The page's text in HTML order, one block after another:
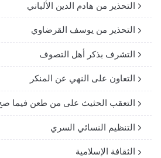
التحذير من هادم الدين الألباني
التحذير من يوسف القرضاوي
التشرف بذكر أهل التصوف
التعاون على النهي عن المنكر
التعقب الحثيث على من طعن فيما
التنظيم النسائي السري
الثقافة الإسلامية